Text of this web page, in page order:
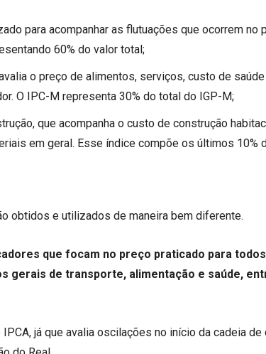
para acompanhar as flutuações que ocorrem no
60% do valor total;
o preço de alimentos, serviços, custo de
O IPC-M representa 30% do total do IGP-M;
que acompanha o custo de construção
em geral. Esse índice compõe os últimos 10%
obtidos e utilizados de maneira bem diferente.
que focam no preço praticado para
gerais de transporte, alimentação e saúde,
já que avalia oscilações no início da cadeia de